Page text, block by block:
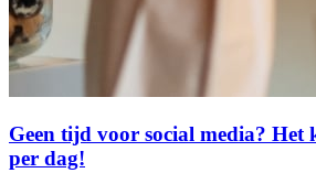
Geen tijd voor social media? Het
per dag!